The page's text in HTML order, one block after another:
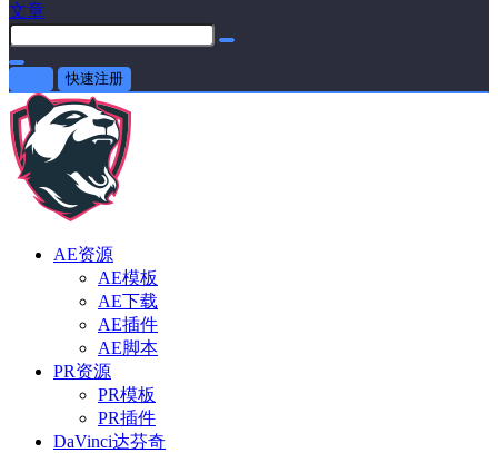
文章
快速注册
AE资源
AE模板
AE下载
AE插件
AE脚本
PR资源
PR模板
PR插件
DaVinci达芬奇